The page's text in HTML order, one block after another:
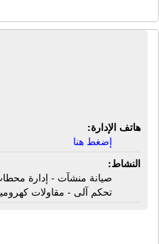
هاتف الإدارة:
إضغط هنا
النشاط:
صيانة منشآت - إدارة
تحكم آلى - مقاولات